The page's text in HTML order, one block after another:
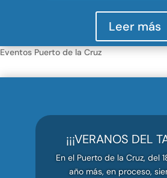
Leer más
Eventos Puerto de la Cruz
¡¡¡VERANOS DEL
En el Puerto de la Cruz, del
año más, en proceso,